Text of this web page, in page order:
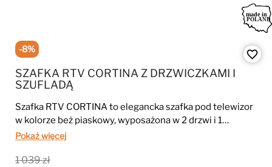
-8%
SZAFKA RTV CORTINA Z DRZWICZKAMI I
SZUFLADĄ
Szafka RTV CORTINA to elegancka szafka pod telewizor
w kolorze beż piaskowy, wyposażona w 2 drzwi i 1
praktyczną szufladę. Wykonana z płyty laminowanej 16
dzięki czemu idealnie sprawdzi się w nowoczesnym
Pokaż więcej
1 039 zł
favorite_border